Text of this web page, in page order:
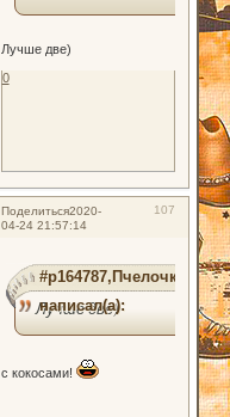
Лучше две)
0
Поделиться 107
2020-
04-24 21:57:14
#p164787,Пчелочка
написал(а):
Лучше две)
с кокосами!